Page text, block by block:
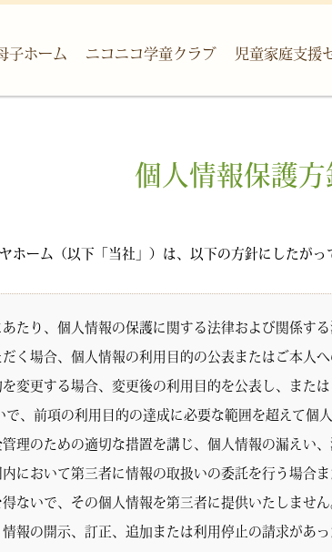
子ホーム ニコニコ学童クラブ 児童家庭支援
個人情報保護方
ホーム（以下「当社」）は、以下の方針にしたがっ
たり、個人情報の保護に関する法律および関係する
く場合、個人情報の利用目的の公表またはご本人
変更する場合、変更後の利用目的を公表し、または
、前項の利用目的の達成に必要な範囲を超えて個
理のための適切な措置を講じ、個人情報の漏えい
において第三者に情報の取扱いの委託を行う場合
ないで、その個人情報を第三者に提供いたしません
報の開示、訂正、追加または利用停止の請求があ